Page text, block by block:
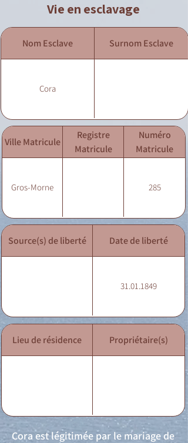
Vie en esclavage
Nom Esclave Surnom Esclave
Cora
Ville Matricule
Registre
Matricule
Numéro
Matricule
Gros-Morne 285
Source(s) de liberté Date de liberté
31.01.1849
Lieu de résidence Propriétaire(s)
Cora est légitimée par le mariage de